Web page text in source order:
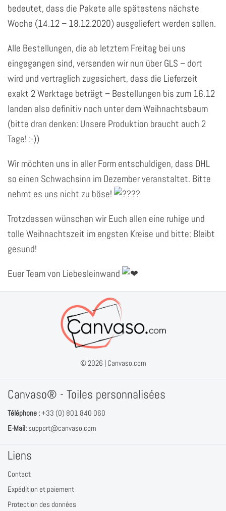
bedeutet, dass die Pakete alle spätestens nächste
Woche (14.12 – 18.12.2020) ausgeliefert werden sollen.
Alle Bestellungen, die ab letztem Freitag bei uns
eingegangen sind, versenden wir nun über GLS – dort
wird und vertraglich zugesichert, dass die Lieferzeit
exakt 2 Werktage beträgt – Bestellungen bis zum 16.12
landen also definitiv noch unter dem Weihnachtsbaum
(bitte dran denken: Unsere Produktion braucht auch 2
Tage! :-))
Wir möchten uns in aller Form entschuldigen, dass DHL
so einen Schwachsinn im Dezember veranstaltet. Bitte
nehmt es uns nicht zu böse!
Trotzdessen wünschen wir Euch allen eine ruhige und
tolle Weihnachtszeit im engsten Kreise und bitte: Bleibt
gesund!
Euer Team von Liebesleinwand
© 2026 | Canvaso.com
Canvaso® - Toiles personnalisées
Téléphone :+33 (0) 801 840 060
E-Mail: support@canvaso.com
Liens
Contact
Expédition et paiement
Protection des données